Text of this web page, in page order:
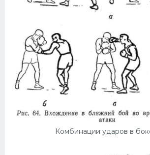
Комбинации ударов в